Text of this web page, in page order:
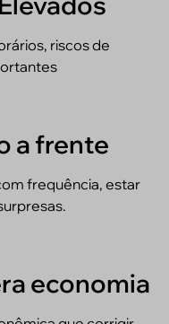
riscos de
a frente
frequência, estar
economia